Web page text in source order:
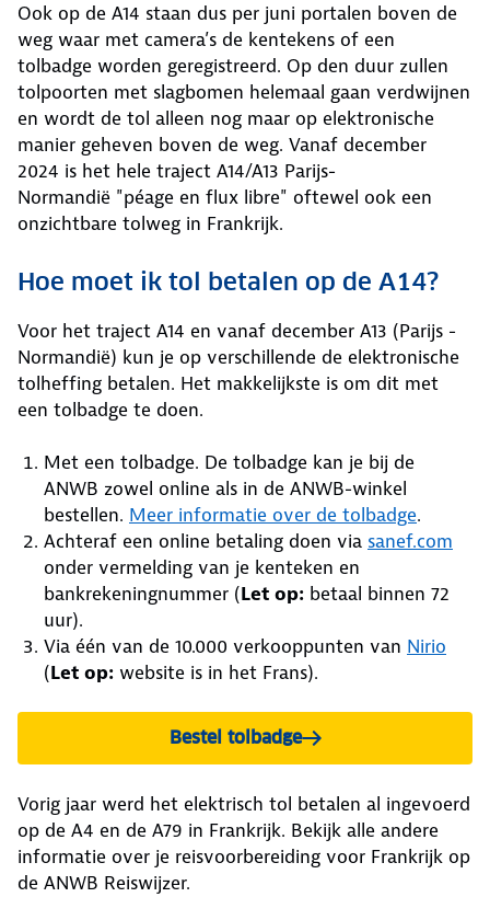
Ook op de A14 staan dus per juni portalen boven de
weg waar met camera’s de kentekens of een
tolbadge worden geregistreerd. Op den duur zullen
tolpoorten met slagbomen helemaal gaan verdwijnen
en wordt de tol alleen nog maar op elektronische
manier geheven boven de weg. Vanaf december
2024 is het hele traject A14/A13 Parijs-
Normandië "péage en flux libre" oftewel ook een
onzichtbare tolweg in Frankrijk.
Hoe moet ik tol betalen op de A14?
Voor het traject A14 en vanaf december A13 (Parijs -
Normandië) kun je op verschillende de elektronische
tolheffing betalen. Het makkelijkste is om dit met
een tolbadge te doen.
Met een tolbadge. De tolbadge kan je bij de
ANWB zowel online als in de ANWB-winkel
bestellen. Meer informatie over de tolbadge.
Achteraf een online betaling doen via sanef.com
onder vermelding van je kenteken en
bankrekeningnummer (Let op: betaal binnen 72
uur).
Via één van de 10.000 verkooppunten van Nirio
(Let op: website is in het Frans).
Bestel tolbadge
Vorig jaar werd het elektrisch tol betalen al ingevoerd
op de A4 en de A79 in Frankrijk. Bekijk alle andere
informatie over je reisvoorbereiding voor Frankrijk op
de ANWB Reiswijzer.